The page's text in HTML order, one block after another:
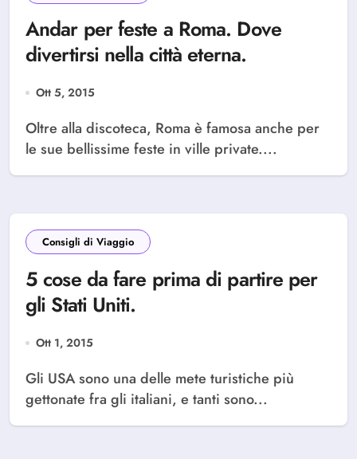
Andar per feste a Roma. Dove
divertirsi nella città eterna.
Ott 5, 2015
Oltre alla discoteca, Roma è famosa anche per
le sue bellissime feste in ville private....
Consigli di Viaggio
5 cose da fare prima di partire per
gli Stati Uniti.
Ott 1, 2015
Gli USA sono una delle mete turistiche più
gettonate fra gli italiani, e tanti sono...